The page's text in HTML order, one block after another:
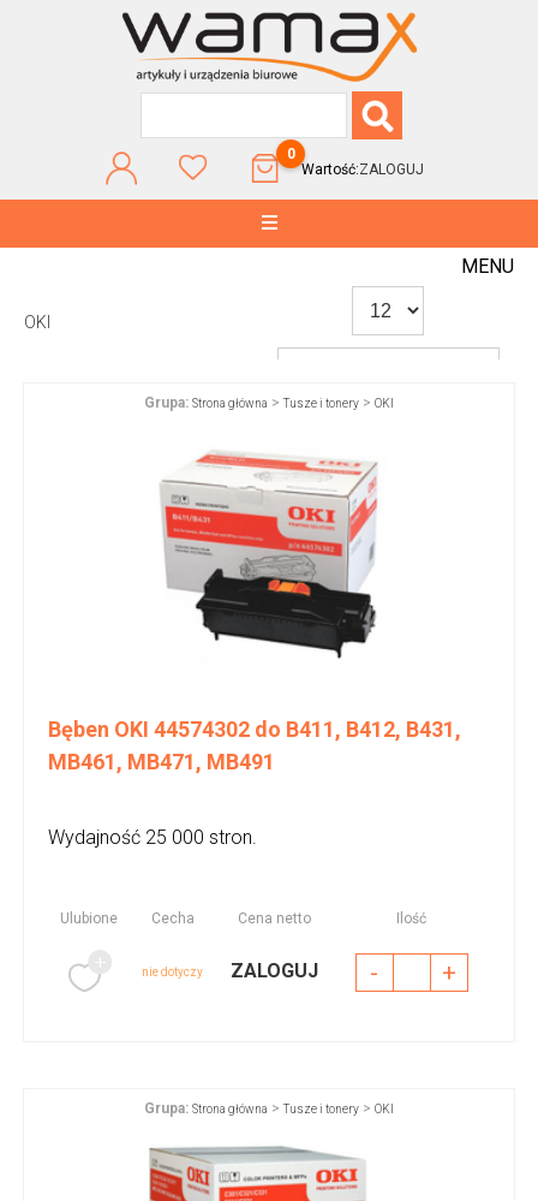
0
Wartość:ZALOGUJ
MENU
OKI
Grupa: Strona główna >Tusze i tonery > OKI
Bęben OKI 44574302 do B411, B412, B431,
MB461, MB471, MB491
Wydajność 25 000 stron.
Ulubione Cecha Cena netto Ilość
nie dotyczy ZALOGUJ - +
Grupa: Strona główna >Tusze i tonery > OKI